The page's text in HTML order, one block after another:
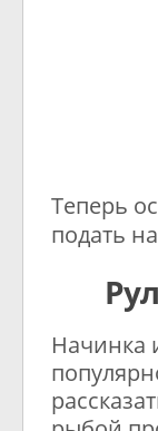
Теперь
подать
Начинка